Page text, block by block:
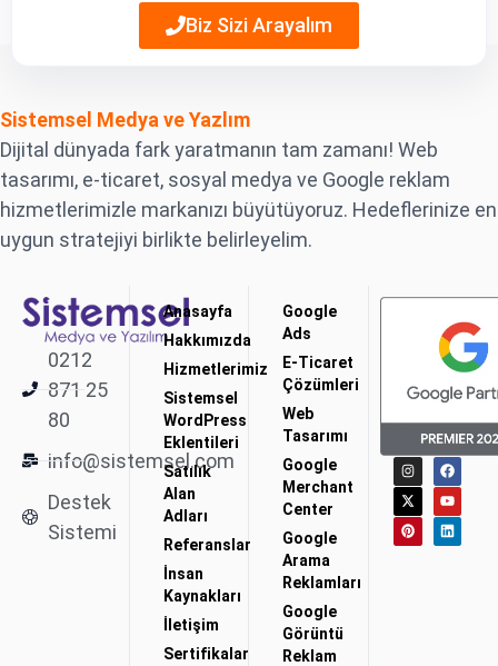
Biz Sizi Arayalım
Sistemsel Medya ve Yazlım
Dijital dünyada fark yaratmanın tam zamanı! Web
tasarımı, e-ticaret, sosyal medya ve Google reklam
hizmetlerimizle markanızı büyütüyoruz. Hedeflerinize en
uygun stratejiyi birlikte belirleyelim.
0212
871 25
80
info@sistemsel.com
Destek
Sistemi
Anasayfa
Hakkımızda
Hizmetlerimiz
Sistemsel
WordPress
Eklentileri
Satılık
Alan
Adları
Referanslar
İnsan
Kaynakları
İletişim
Sertifikalar
Google
Ads
E-Ticaret
Çözümleri
Web
Tasarımı
Google
Merchant
Center
Google
Arama
Reklamları
Google
Görüntü
Reklam